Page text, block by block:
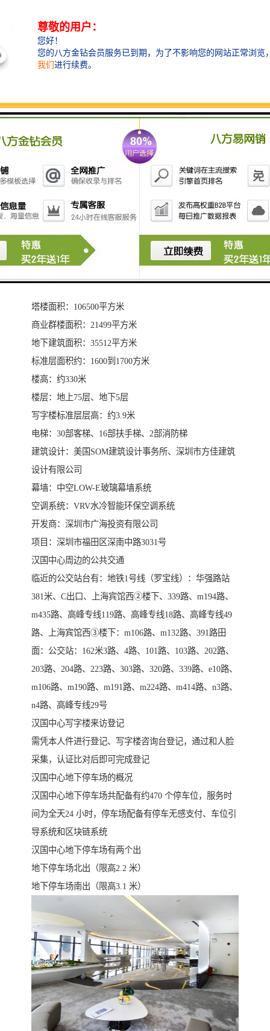
汉瑜商业中心概况
汉瑜商业中心位于汉国中心裙楼，集餐饮服务、运动健
身于一体，其中餐饮服务涵盖了中式、西式、日式、东
顾客提供质的客户服务体验。
汉景会国际会议中心概况
汉景会国际会议中心位于汉国中心 48-49 层，是面向公
众开放的会议场地，四面环绕看景观。汉景会国际会议
中心现设有不同规格的会议室共 8 间，支持剧院式、课
桌式、回型式、U 型式等不同会议布局，可满足商务会
议、讲座培训、宣讲、文化沙龙等各类会议需求
汉国中心项目简介 汉国中心基础信息
塔楼面积：106500平方米
商业群楼面积：21499平方米
地下建筑面积：35512平方米
标准层面积约：1600到1700方米
楼高：约330米
楼层：地上75层、地下5层
写字楼标准层层高：约3.9米
电梯：30部客梯、16部扶手梯、2部消防梯
建筑设计：美国SOM建筑设计事务所、深圳市方佳建筑
设计有限公司
幕墙：中空LOW-E玻璃幕墙系统
空调系统：VRV水冷智能环保空调系统
开发商：深圳市广海投资有限公司
项目：深圳市福田区深南中路3031号
汉国中心周边的公共交通
临近的公交站台有：地铁1号线（罗宝线）：华强路站
381米、C出口、上海宾馆西②楼下、339路、m194路、
m435路、高峰专线119路、高峰专线18路、高峰专线49
路、上海宾馆西③楼下：m106路、m132路、391路田
面：公交站：162米3路、4路、101路、103路、202路、
203路、204路、223路、303路、320路、339路、e10路、
m106路、m190路、m191路、m224路、m414路、n3路、
n4路、高峰专线29号
汉国中心写字楼来访登记
需凭本人件进行登记、写字楼咨询台登记，通过和人脸
采集，认证比对后即可完成登记
汉国中心地下停车场的概况
汉国中心地下停车场共配备有约470 个停车位，服务时
间为全天24 小时，停车场配备有停车无感支付、车位引
导系统和区块链系统
汉国中心地下停车场有两个出
地下停车场北出（限高2.2 米）
地下停车场南出（限高3.1 米）